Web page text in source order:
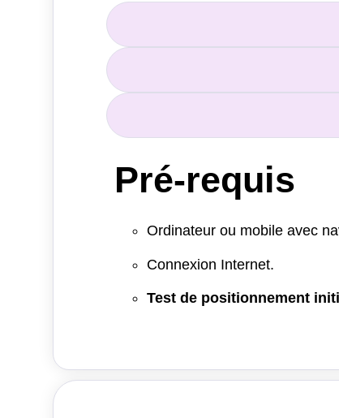
Pré-requis
Ordinateur ou mobile avec
Connexion Internet.
Test de positionnement